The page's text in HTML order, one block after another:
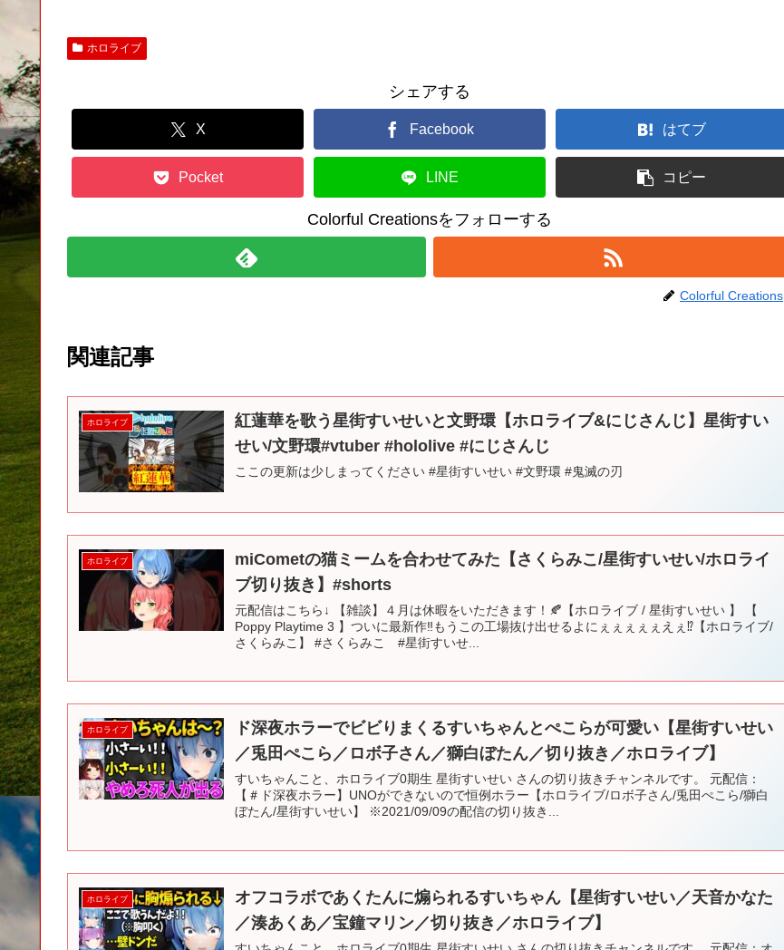
ホロライブ
シェアする
X Facebook はてブ
Pocket LINE コピー
Colorful Creationsをフォローする
Colorful Creations
関連記事
ホロライブ
紅蓮華を歌う星街すいせいと文野環【ホロライブ&にじさんじ】星街すい
せい/文野環#vtuber #hololive #にじさんじ
ここの更新は少しまってください #星街すいせい #文野環 #鬼滅の刃
ホロライブ
miCometの猫ミームを合わせてみた【さくらみこ/星街すいせい/ホロライ
ブ切り抜き】#shorts
元配信はこちら↓ 【雑談】４月は休暇をいただきます！🍂【ホロライブ / 星街すいせい 】 【
Poppy Playtime 3 】ついに最新作‼もうこの工場抜け出せるよにぇぇぇぇぇえぇ⁉【ホロライブ/
さくらみこ】 #さくらみこ #星街すいせ...
ホロライブ
ド深夜ホラーでビビりまくるすいちゃんとぺこらが可愛い【星街すいせい
／兎田ぺこら／ロボ子さん／獅白ぼたん／切り抜き／ホロライブ】
すいちゃんこと、ホロライブ0期生 星街すいせい さんの切り抜きチャンネルです。 元配信：
【＃ド深夜ホラー】UNOができないので恒例ホラー【ホロライブ/ロボ子さん/兎田ぺこら/獅白
ぼたん/星街すいせい】 ※2021/09/09の配信の切り抜き...
ホロライブ
オフコラボであくたんに煽られるすいちゃん【星街すいせい／天音かなた
／湊あくあ／宝鐘マリン／切り抜き／ホロライブ】